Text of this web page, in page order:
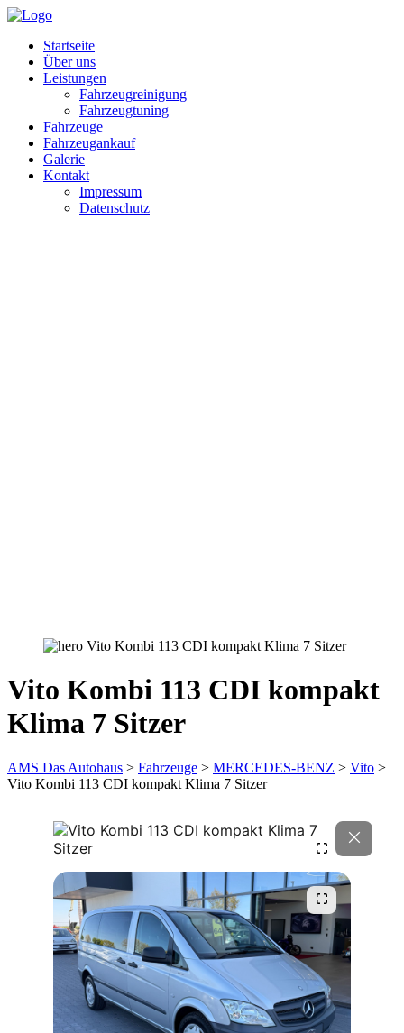
Startseite
Über uns
Leistungen
Fahrzeugreinigung
Fahrzeugtuning
Fahrzeuge
Fahrzeugankauf
Galerie
Kontakt
Impressum
Datenschutz
Vito Kombi 113 CDI kompakt
Klima 7 Sitzer
AMS Das Autohaus > Fahrzeuge > MERCEDES-BENZ > Vito >
Vito Kombi 113 CDI kompakt Klima 7 Sitzer